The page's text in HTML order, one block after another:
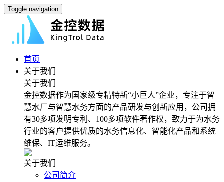
Toggle navigation
首页
关于我们
关于我们
金控数据作为国家级专精特新“小巨人”企业，专注于智
慧水厂与智慧水务方面的产品研发与创新应用，公司拥
有30多项发明专利、100多项软件著作权，致力于为水务
行业的客户提供优质的水务信息化、智能化产品和系统
维保、IT运维服务。
关于我们
公司简介